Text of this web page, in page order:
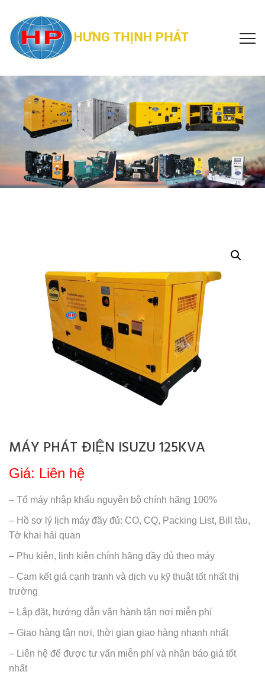
MÁY PHÁT ĐIỆN ISUZU 125KVA
Giá: Liên hệ
– Tổ máy nhập khẩu nguyên bộ chính hãng 100%
– Hồ sơ lý lịch máy đầy đủ: CO, CQ, Packing List, Bill tàu,
Tờ khai hải quan
– Phụ kiện, linh kiện chính hãng đầy đủ theo máy
– Cam kết giá cạnh tranh và dịch vụ kỹ thuật tốt nhất thị
trường
– Lắp đặt, hướng dẫn vận hành tận nơi miễn phí
– Giao hàng tận nơi, thời gian giao hàng nhanh nhất
– Liên hệ để được tư vấn miễn phí và nhận báo giá tốt
nhất